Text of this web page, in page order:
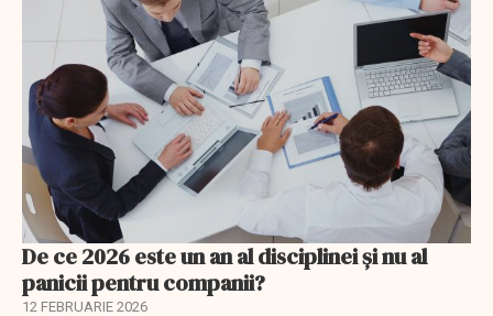
De ce 2026 este un an al disciplinei și nu al
panicii pentru companii?
12 FEBRUARIE 2026